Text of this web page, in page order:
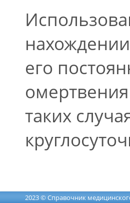
его
таких
2023 © Справочник